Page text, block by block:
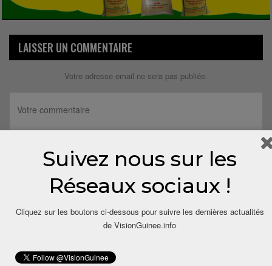
LAISSER UN COMMENTAIRE
Votre adresse email ne sera pas publiée.
Suivez nous sur les
Réseaux sociaux !
Cliquez sur les boutons ci-dessous pour suivre les dernières actualités
de VisionGuinee.info